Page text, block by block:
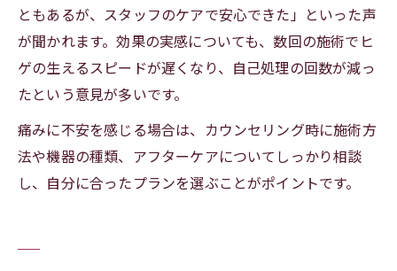
ともあるが、スタッフのケアで安心できた」といった声
が聞かれます。効果の実感についても、数回の施術でヒ
ゲの生えるスピードが遅くなり、自己処理の回数が減っ
たという意見が多いです。
痛みに不安を感じる場合は、カウンセリング時に施術方
法や機器の種類、アフターケアについてしっかり相談
し、自分に合ったプランを選ぶことがポイントです。